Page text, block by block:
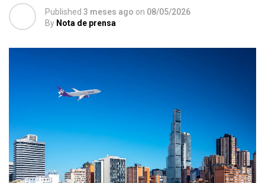
Published 3 meses ago on 08/05/2026
By Nota de prensa